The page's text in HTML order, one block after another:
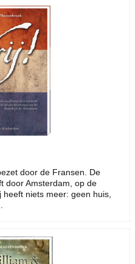
door de Fransen. De
door Amsterdam, op de
niets meer: geen huis,